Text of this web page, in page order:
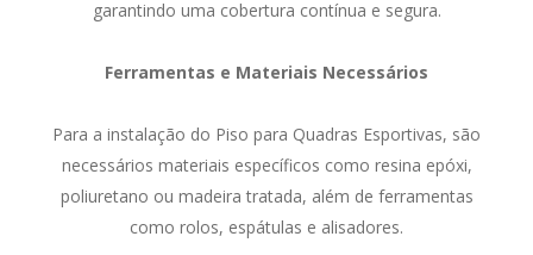
garantindo uma cobertura contínua e segura.
Ferramentas e Materiais Necessários
Para a instalação do Piso para Quadras Esportivas, são
necessários materiais específicos como resina epóxi,
poliuretano ou madeira tratada, além de ferramentas
como rolos, espátulas e alisadores.